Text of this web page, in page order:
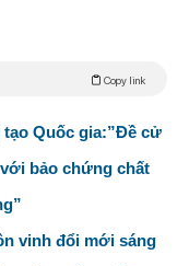
Copy link
Quốc gia:”Đề cử
bảo chứng chất
vinh đổi mới sáng